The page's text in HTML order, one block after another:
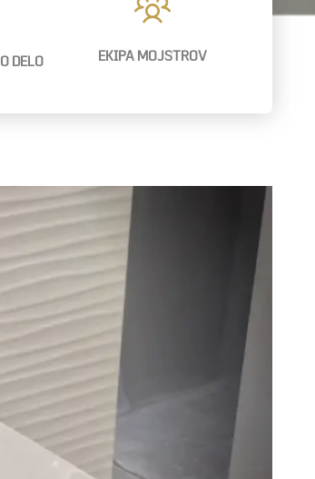
DELO EKIPA MOJSTROV